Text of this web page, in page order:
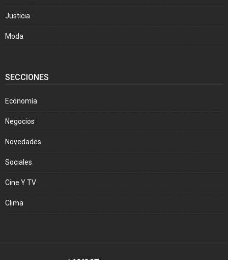
Justicia
Moda
SECCIONES
Economía
Negocios
Novedades
Sociales
Cine Y TV
Clima